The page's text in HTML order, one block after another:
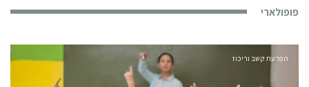
פופולארי
הפרעת קשב וריכוז